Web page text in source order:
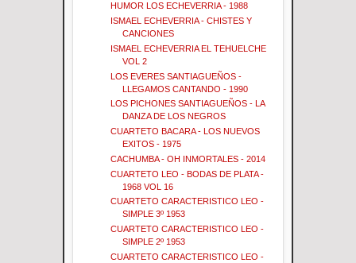
HUMOR LOS ECHEVERRIA - 1988
ISMAEL ECHEVERRIA - CHISTES Y
CANCIONES
ISMAEL ECHEVERRIA EL TEHUELCHE
VOL 2
LOS EVERES SANTIAGUEÑOS -
LLEGAMOS CANTANDO - 1990
LOS PICHONES SANTIAGUEÑOS - LA
DANZA DE LOS NEGROS
CUARTETO BACARA - LOS NUEVOS
EXITOS - 1975
CACHUMBA - OH INMORTALES - 2014
CUARTETO LEO - BODAS DE PLATA -
1968 VOL 16
CUARTETO CARACTERISTICO LEO -
SIMPLE 3º 1953
CUARTETO CARACTERISTICO LEO -
SIMPLE 2º 1953
CUARTETO CARACTERISTICO LEO -